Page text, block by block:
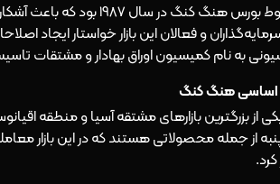
یکی از اتفاقات تاثیرگذار
و فعالان این بازار خواستار ایجاد
اساسی هنگ کنگ